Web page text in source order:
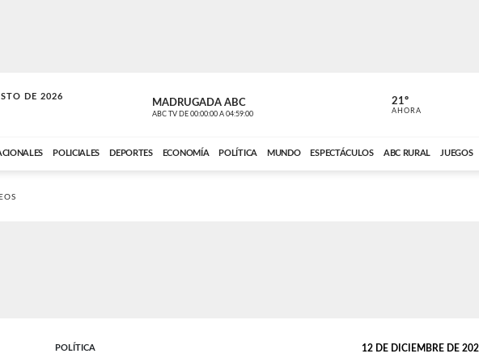
DE 2026
MADRUGADA ABC
ABC TV DE 00:00:00 A 04:59:00 ABC CARDINAL
21º
AHORA
POLICIALES DEPORTES ECONOMÍA POLÍTICA MUNDO ESPECTÁCULOS ABC RURAL JUEGOS
POLÍTICA 12 DE DICIEMBRE DE